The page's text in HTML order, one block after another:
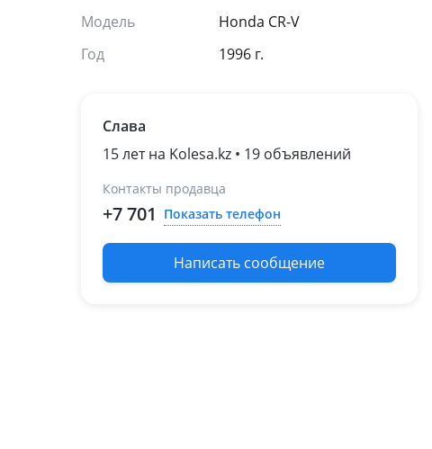
Модель
Honda CR-V
Год
1996 г.
Слава
15 лет на Kolesa.kz • 19 объявлений
Контакты продавца
+7 701 Показать телефон
Написать сообщение